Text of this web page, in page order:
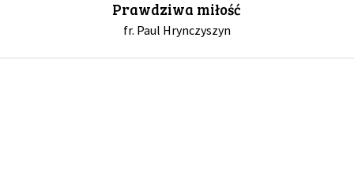
Prawdziwa miłość
fr. Paul Hrynczyszyn